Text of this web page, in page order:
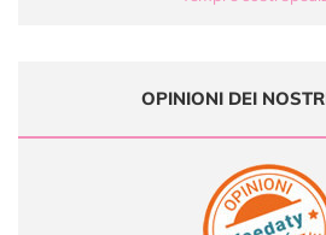
OPINIONI DEI